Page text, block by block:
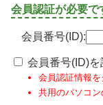
会員認証が必要で
会員番号(ID):
会員番号(ID)を
会員認証情報
共用のパソコン